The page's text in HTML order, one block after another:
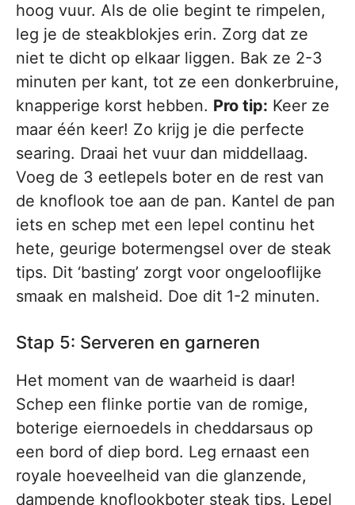
hoog vuur. Als de olie begint te rimpelen,
leg je de steakblokjes erin. Zorg dat ze
niet te dicht op elkaar liggen. Bak ze 2-3
minuten per kant, tot ze een donkerbruine,
knapperige korst hebben. Pro tip: Keer ze
maar één keer! Zo krijg je die perfecte
searing. Draai het vuur dan middellaag.
Voeg de 3 eetlepels boter en de rest van
de knoflook toe aan de pan. Kantel de pan
iets en schep met een lepel continu het
hete, geurige botermengsel over de steak
tips. Dit ‘basting’ zorgt voor ongelooflijke
smaak en malsheid. Doe dit 1-2 minuten.
Stap 5: Serveren en garneren
Het moment van de waarheid is daar!
Schep een flinke portie van de romige,
boterige eiernoedels in cheddarsaus op
een bord of diep bord. Leg ernaast een
royale hoeveelheid van die glanzende,
dampende knoflookboter steak tips. Lepel